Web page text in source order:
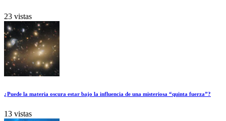
23 vistas
¿Puede la materia oscura estar bajo la influencia de una misteriosa “quinta fuerza”?
13 vistas